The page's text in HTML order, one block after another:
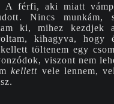
A férfi, aki miatt
Nincs munkám,
ki, mihez kezdjek
kihagyva, hogy
töltenem egy
viszont nem
kellett vele lennem,